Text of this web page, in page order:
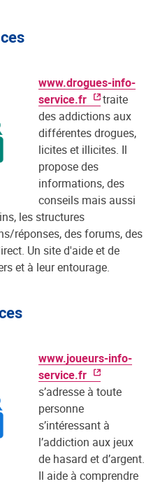
www.drogues-info-
service.fr
traite
des addictions aux
différentes drogues,
licites et illicites. Il
propose des
informations, des
conseils mais aussi
les structures
réponses, des forums, des
Un site d'aide et de
et à leur entourage.
www.joueurs-info-
service.fr
s’adresse à toute
personne
s’intéressant à
l’addiction aux jeux
de hasard et d’argent.
Il aide à comprendre